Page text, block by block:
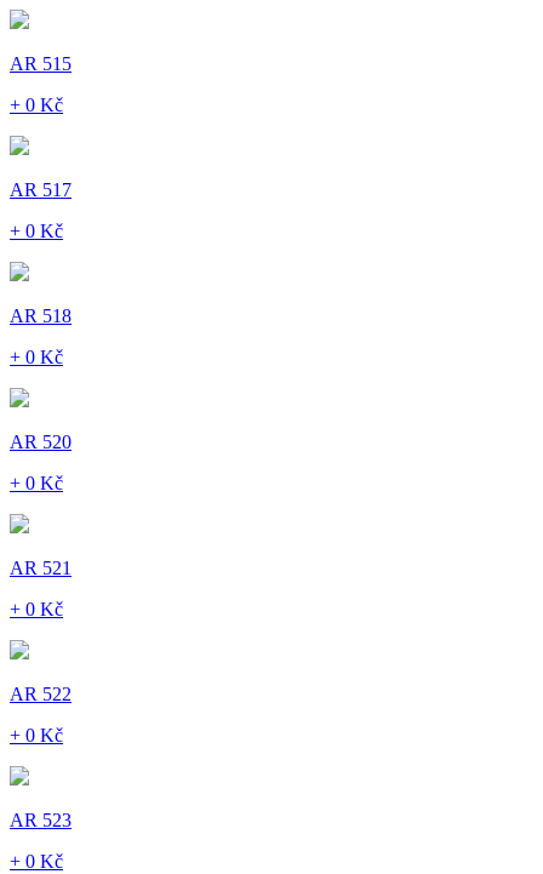
AR 515
+ 0 Kč
AR 517
+ 0 Kč
AR 518
+ 0 Kč
AR 520
+ 0 Kč
AR 521
+ 0 Kč
AR 522
+ 0 Kč
AR 523
+ 0 Kč